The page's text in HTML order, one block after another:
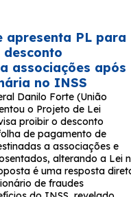
apresenta PL para
associações após
no INSS
Danilo Forte (União
o Projeto de Lei
proibir o desconto
de pagamento de
a associações e
alterando a Lei
é uma resposta
de fraudes